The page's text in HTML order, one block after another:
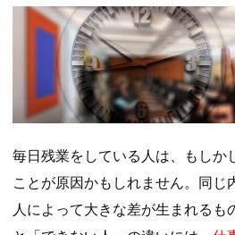
毎日残業をしている人は、もしか
ことが原因かもしれません。同じ
人によって大きな差が生まれるも